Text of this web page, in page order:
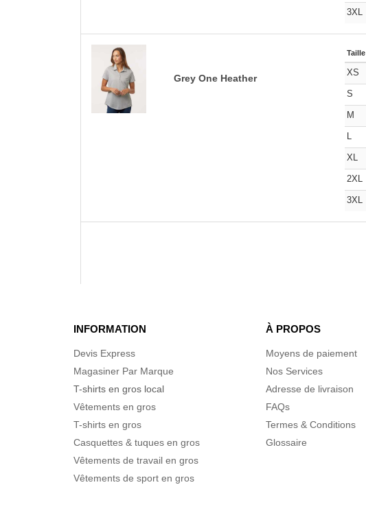
3XL
Grey One Heather
Taille
XS
S
M
L
XL
2XL
3XL
INFORMATION
Devis Express
Magasiner Par Marque
T-shirts en gros local
Vêtements en gros
T-shirts en gros
Casquettes & tuques en gros
Vêtements de travail en gros
Vêtements de sport en gros
À PROPOS
Moyens de paiement
Nos Services
Adresse de livraison
FAQs
Termes & Conditions
Glossaire